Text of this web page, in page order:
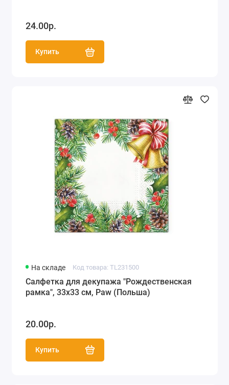
24.00р.
Купить
На складе Код товара: TL231500
Салфетка для декупажа "Рождественская
рамка", 33х33 см, Paw (Польша)
20.00р.
Купить